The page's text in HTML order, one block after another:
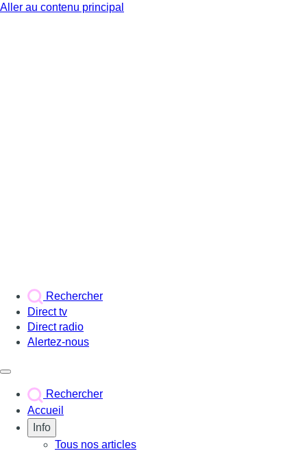
Aller au contenu principal
Rechercher
Direct tv
Direct radio
Alertez-nous
Rechercher
Accueil
Info
Tous nos articles